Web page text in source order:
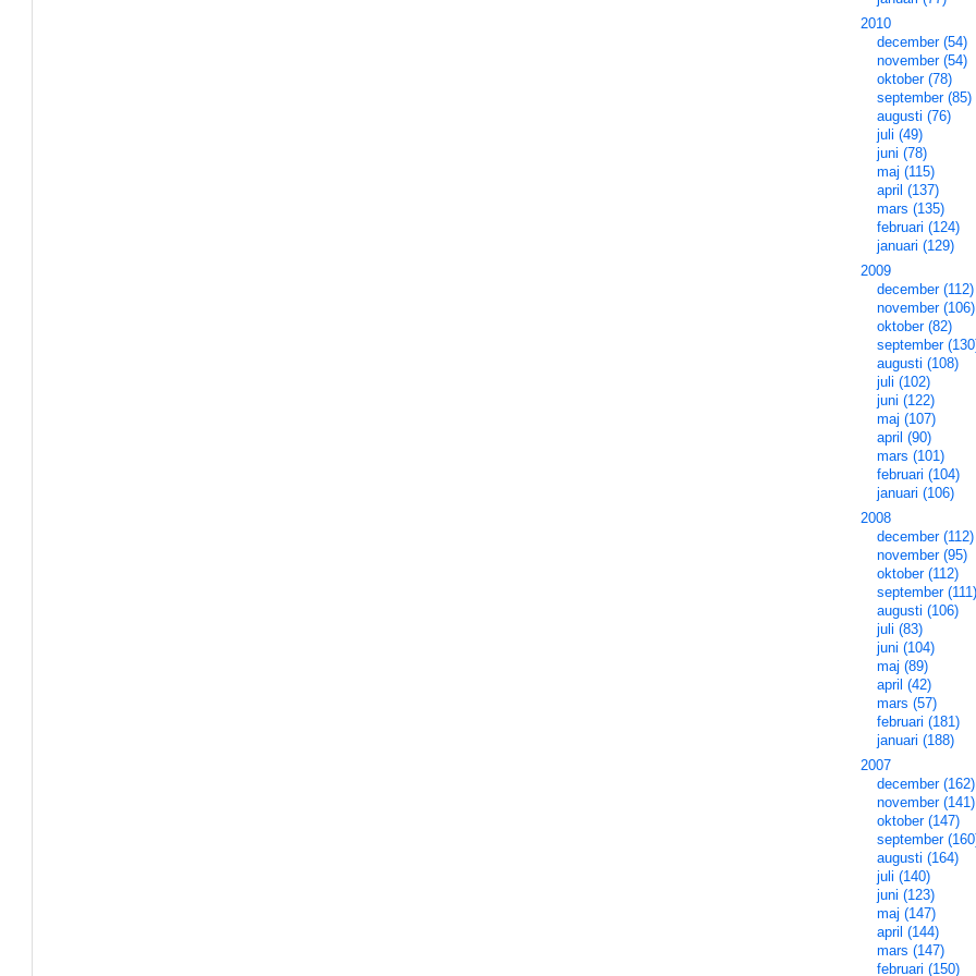
2010
december (54)
november (54)
oktober (78)
september (85)
augusti (76)
juli (49)
juni (78)
maj (115)
april (137)
mars (135)
februari (124)
januari (129)
2009
december (112)
november (106)
oktober (82)
september
augusti (108)
juli (102)
juni (122)
maj (107)
april (90)
mars (101)
februari (104)
januari (106)
2008
december (112)
november (95)
oktober (112)
september (111)
augusti (106)
juli (83)
juni (104)
maj (89)
april (42)
mars (57)
februari (181)
januari (188)
2007
december (162)
november (141)
oktober (147)
september
augusti (164)
juli (140)
juni (123)
maj (147)
april (144)
mars (147)
februari (150)